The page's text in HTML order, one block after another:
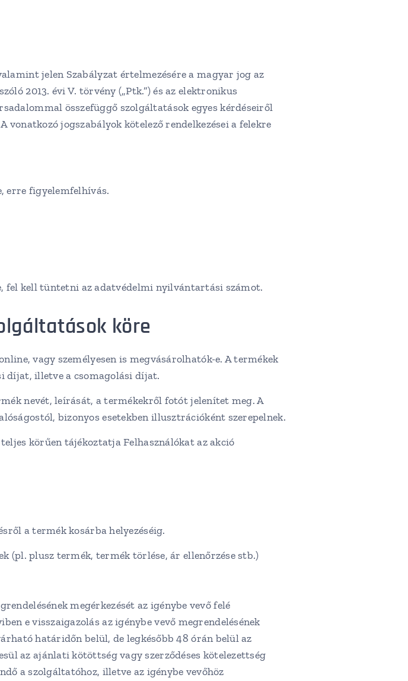
jelen Szabályzat értelmezésére a magyar jog az
2013. évi V. törvény („Ptk.”) és az elektronikus
összefüggő szolgáltatások egyes kérdéseiről
vonatkozó jogszabályok kötelező rendelkezései a felekre
erre figyelemfelhívás.
fel kell tüntetni az adatvédelmi nyilvántartási számot.
köre
vagy személyesen is megvásárolhatók-e. A termékek
díjat, illetve a csomagolási díjat.
nevét, leírását, a termékekről fotót jelenítet meg. A
bizonyos esetekben illusztrációként szerepelnek.
körűen tájékoztatja Felhasználókat az akció
a termék kosárba helyezéséig.
(pl. plusz termék, termék törlése, ár ellenőrzése stb.)
megérkezését az igénybe vevő felé
e visszaigazolás az igénybe vevő megrendelésének
határidőn belül, de legkésőbb 48 órán belül az
az ajánlati kötöttség vagy szerződéses kötelezettség
a szolgáltatóhoz, illetve az igénybe vevőhöz